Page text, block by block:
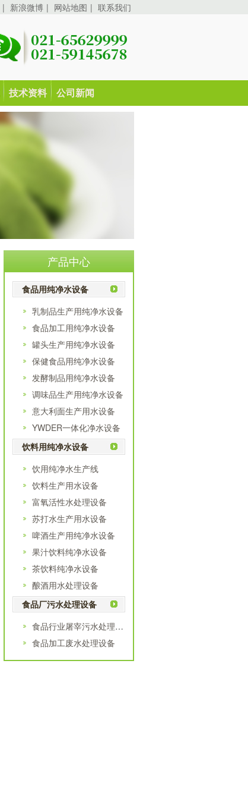
| 新浪微博 | 网站地图 | 联系我们
技术资料 公司新闻
产品中心
食品用纯净水设备
乳制品生产用纯净水设备
食品加工用纯净水设备
罐头生产用纯净水设备
保健食品用纯净水设备
发酵制品用纯净水设备
调味品生产用纯净水设备
意大利面生产用水设备
YWDER一体化净水设备
饮料用纯净水设备
饮用纯净水生产线
饮料生产用水设备
富氧活性水处理设备
苏打水生产用水设备
啤酒生产用纯净水设备
果汁饮料纯净水设备
茶饮料纯净水设备
酿酒用水处理设备
食品厂污水处理设备
食品行业屠宰污水处理设备
食品加工废水处理设备